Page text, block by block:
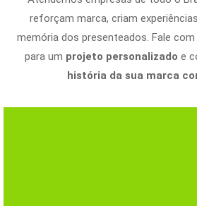
reforçam marca, criam
memória dos presenteados. Fale
para um projeto personalizado e
história da sua marca